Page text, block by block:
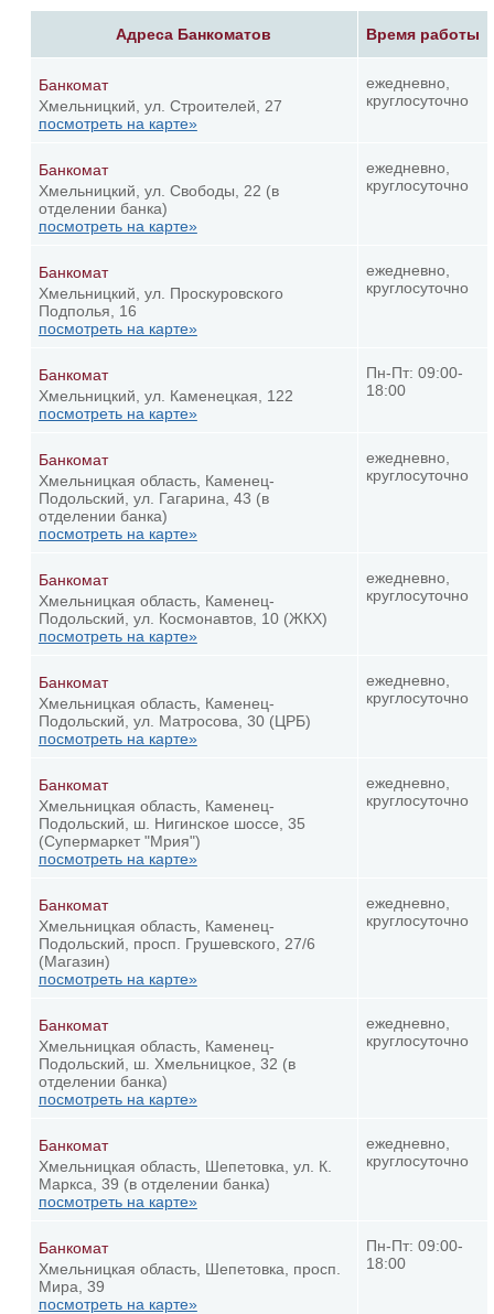
Адреса Банкоматов Время работы
Банкомат
Хмельницкий, ул. Строителей, 27
посмотреть на карте»
ежедневно,
круглосуточно
Банкомат
Хмельницкий, ул. Свободы, 22 (в
отделении банка)
посмотреть на карте»
ежедневно,
круглосуточно
Банкомат
Хмельницкий, ул. Проскуровского
Подполья, 16
посмотреть на карте»
ежедневно,
круглосуточно
Банкомат
Хмельницкий, ул. Каменецкая, 122
посмотреть на карте»
Пн-Пт: 09:00-
18:00
Банкомат
Хмельницкая область, Каменец-
Подольский, ул. Гагарина, 43 (в
отделении банка)
посмотреть на карте»
ежедневно,
круглосуточно
Банкомат
Хмельницкая область, Каменец-
Подольский, ул. Космонавтов, 10 (ЖКХ)
посмотреть на карте»
ежедневно,
круглосуточно
Банкомат
Хмельницкая область, Каменец-
Подольский, ул. Матросова, 30 (ЦРБ)
посмотреть на карте»
ежедневно,
круглосуточно
Банкомат
Хмельницкая область, Каменец-
Подольский, ш. Нигинское шоссе, 35
(Супермаркет "Мрия")
посмотреть на карте»
ежедневно,
круглосуточно
Банкомат
Хмельницкая область, Каменец-
Подольский, просп. Грушевского, 27/6
(Магазин)
посмотреть на карте»
ежедневно,
круглосуточно
Банкомат
Хмельницкая область, Каменец-
Подольский, ш. Хмельницкое, 32 (в
отделении банка)
посмотреть на карте»
ежедневно,
круглосуточно
Банкомат
Хмельницкая область, Шепетовка, ул. К.
Маркса, 39 (в отделении банка)
посмотреть на карте»
ежедневно,
круглосуточно
Банкомат
Хмельницкая область, Шепетовка, просп.
Мира, 39
посмотреть на карте»
Пн-Пт: 09:00-
18:00